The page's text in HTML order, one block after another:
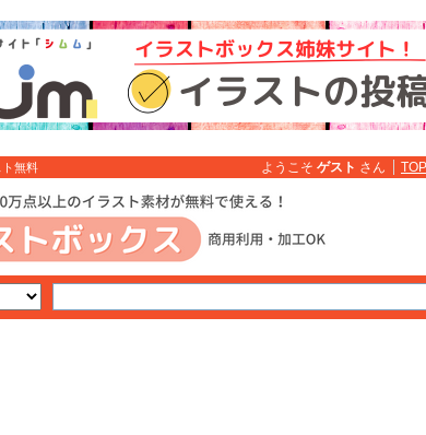
無料 ようこそ ゲスト さん TOP